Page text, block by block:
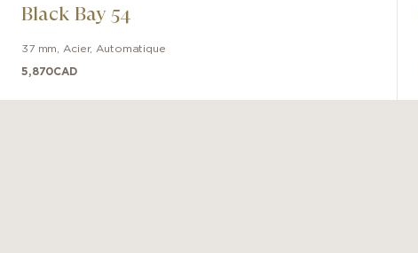
Black Bay 54
37 mm Acier, Automatique
5,870CAD